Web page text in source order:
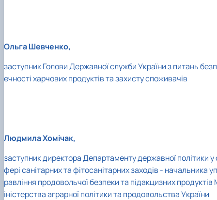
Ольга Шевченко,
заступник Голови Державної служби України з питань безп
ечності харчових продуктів та захисту споживачів
Людмила Хомічак,
заступник директора Департаменту державної політики у
фері санітарних та фітосанітарних заходів - начальника уп
равління продовольчої безпеки та підакцизних продуктів
іністерства аграрної політики та продовольства України